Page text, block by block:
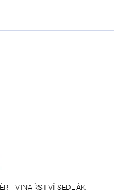
- VINAŘSTVÍ SEDLÁK